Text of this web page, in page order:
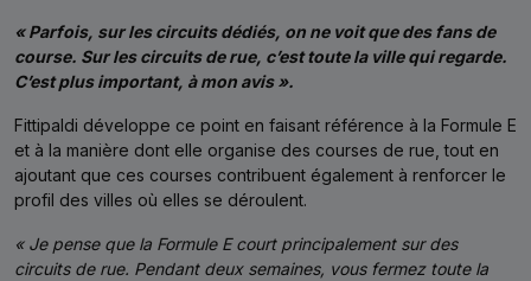
« Parfois, sur les circuits dédiés, on ne voit que des fans de
course. Sur les circuits de rue, c’est toute la ville qui regarde.
C’est plus important, à mon avis ».
Fittipaldi développe ce point en faisant référence à la Formule E
et à la manière dont elle organise des courses de rue, tout en
ajoutant que ces courses contribuent également à renforcer le
profil des villes où elles se déroulent.
« Je pense que la Formule E court principalement sur des
circuits de rue. Pendant deux semaines, vous fermez toute la